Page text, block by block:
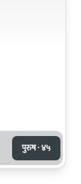
पुरुष · ४५